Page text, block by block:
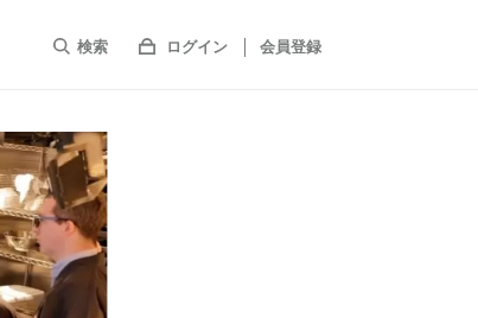
検索 ログイン 会員登録